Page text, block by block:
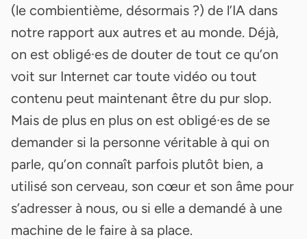
(le combientième, désormais ?) de l’IA dans
notre rapport aux autres et au monde. Déjà,
on est obligé·es de douter de tout ce qu’on
voit sur Internet car toute vidéo ou tout
contenu peut maintenant être du pur slop.
Mais de plus en plus on est obligé·es de se
demander si la personne véritable à qui on
parle, qu’on connaît parfois plutôt bien, a
utilisé son cerveau, son cœur et son âme pour
s’adresser à nous, ou si elle a demandé à une
machine de le faire à sa place.